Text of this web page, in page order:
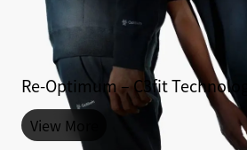
Re-Optimum – C3fit Technology
View More
Re-Optimum – C3fit Technology
View More
Re-Optimum – C3fit Technology
View More